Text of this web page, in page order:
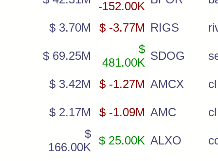
-152.00K
$ 3.70M $ -3.77M RIGS
$ 69.25M
$
481.00K
SDOG
$ 3.42M $ -1.27M AMCX
$ 2.17M $ -1.09M AMC
$
166.00K
$ 25.00K ALXO